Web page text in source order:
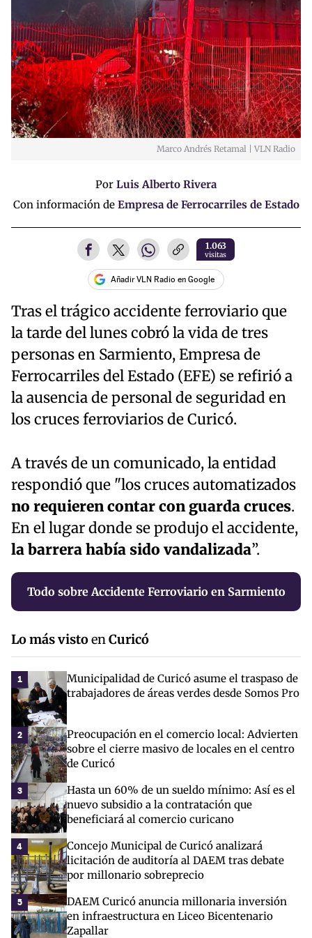
Marco Andrés Retamal | VLN Radio
Por Luis Alberto Rivera
Con información de Empresa de Ferrocarriles de Estado
1.063
visitas
Añadir VLN Radio en Google
Tras el trágico accidente ferroviario que
la tarde del lunes cobró la vida de tres
personas en Sarmiento, Empresa de
Ferrocarriles del Estado (EFE) se refirió a
la ausencia de personal de seguridad en
los cruces ferroviarios de Curicó.
A través de un comunicado, la entidad
respondió que "los cruces automatizados
no requieren contar con guarda cruces.
En el lugar donde se produjo el accidente,
la barrera había sido vandalizada”.
Todo sobre Accidente Ferroviario en Sarmiento
Lo más vistoenCuricó
1
Municipalidad de Curicó asume el traspaso de
trabajadores de áreas verdes desde Somos Pro
2
Preocupación en el comercio local: Advierten
sobre el cierre masivo de locales en el centro
de Curicó
3
Hasta un 60% de un sueldo mínimo: Así es el
nuevo subsidio a la contratación que
beneficiará al comercio curicano
4
Concejo Municipal de Curicó analizará
licitación de auditoría al DAEM tras debate
por millonario sobreprecio
5
DAEM Curicó anuncia millonaria inversión
en infraestructura en Liceo Bicentenario
Zapallar